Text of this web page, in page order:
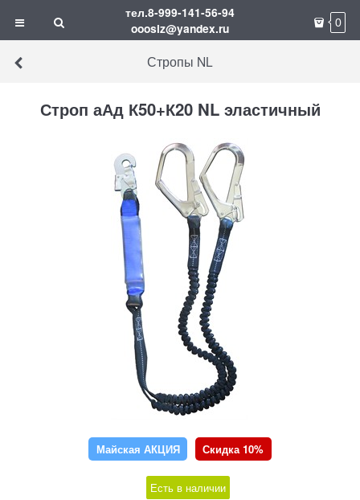
тел.8-999-141-56-94
ooosiz@yandex.ru
0
Стропы NL
Строп аАд К50+К20 NL эластичный
Майская АКЦИЯ Скидка 10%
Есть в наличии